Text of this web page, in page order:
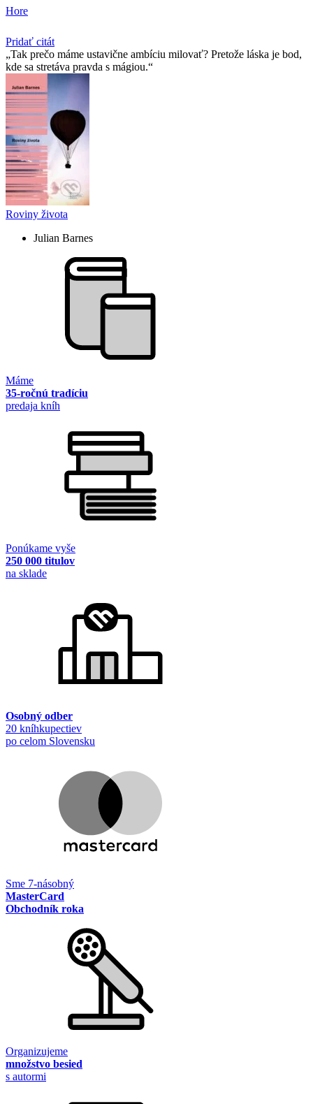
Hore
Pridať citát
Tak prečo máme ustavične ambíciu milovať? Pretože láska je bod,
kde sa stretáva pravda s mágiou.
Roviny života
Julian Barnes
Máme
35-ročnú tradíciu
predaja kníh
Ponúkame vyše
250 000 titulov
na sklade
Osobný odber
20 kníhkupectiev
po celom Slovensku
Sme 7-násobný
MasterCard
Obchodník roka
Organizujeme
množstvo besied
s autormi